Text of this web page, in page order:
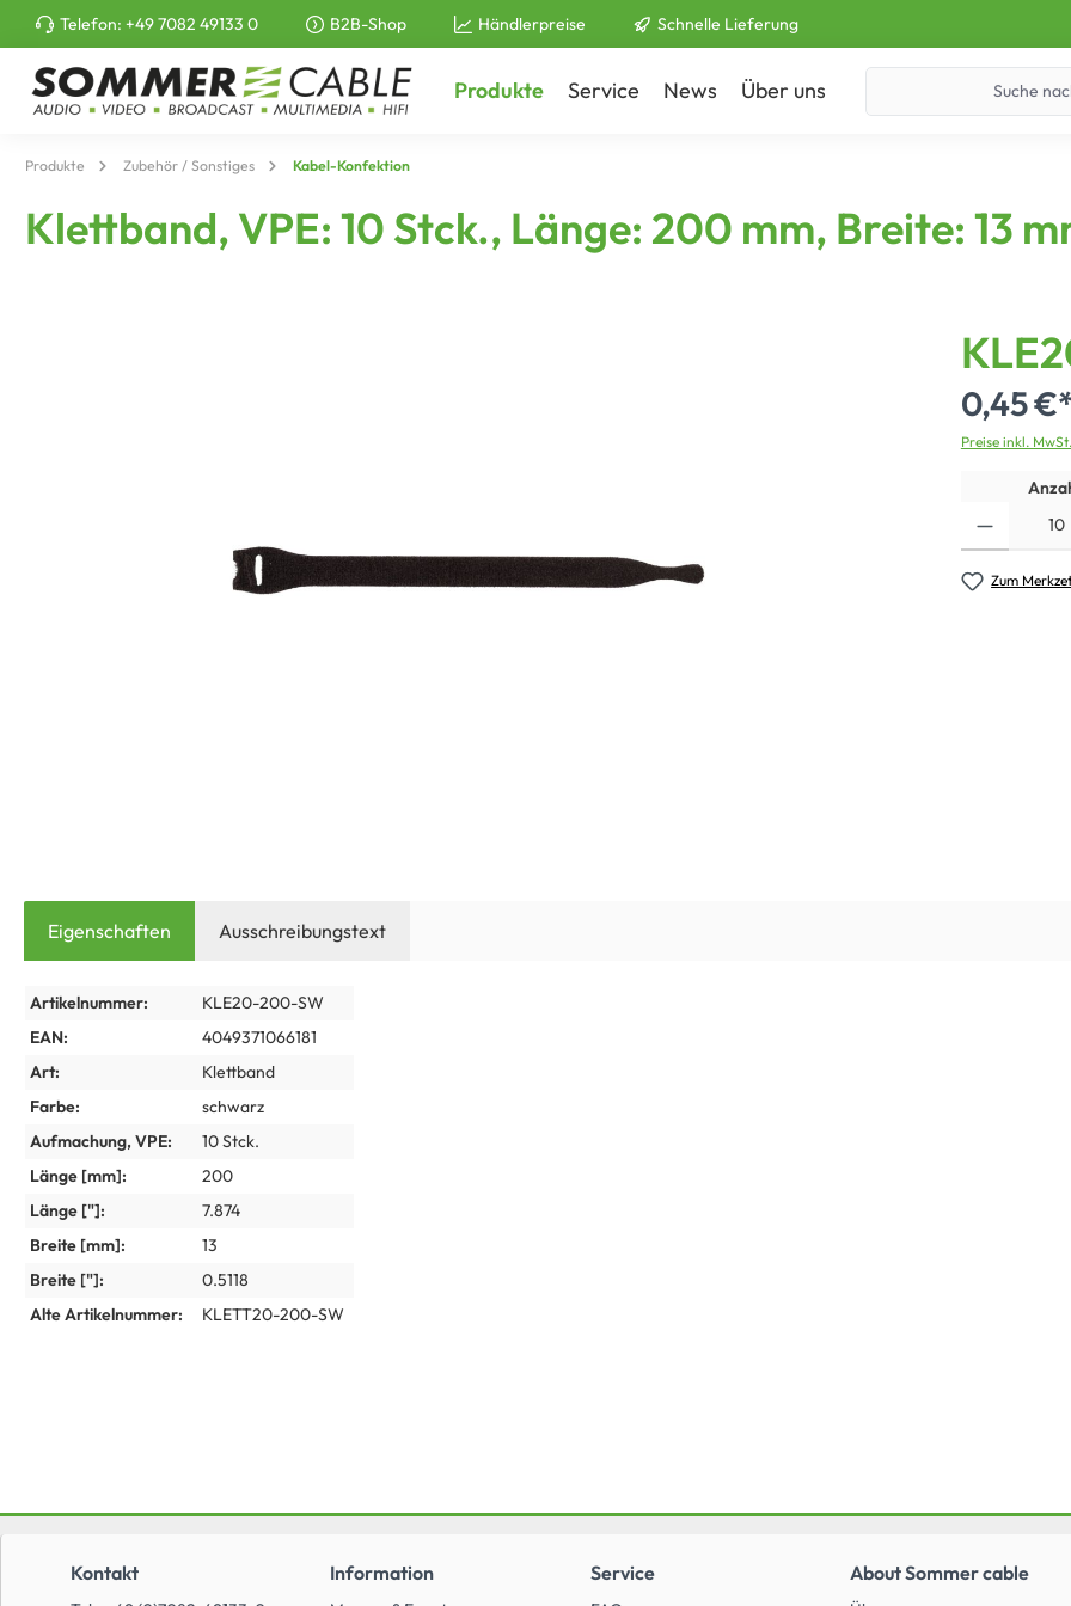
springen Zur Hauptnavigation springen
Telefon: +49 7082 49133 0 B2B-Shop Händlerpreise Schnelle Lieferung
Produkte Service News Über uns
Produkte Zubehör / Sonstiges Kabel-Konfektion
Klettband, VPE: 10 Stck., Länge: 200 mm, Breite: 13
0,45
Preise inkl.
Zum
Eigenschaften Ausschreibungstext
Artikelnummer:
KLE20-200-SW
EAN:
4049371066181
Art:
Klettband
Farbe:
schwarz
Aufmachung, VPE:
10 Stck.
Länge [mm]:
200
Länge ["]:
7.874
Breite [mm]:
13
Breite ["]:
0.5118
Alte Artikelnummer:
KLETT20-200-SW
Information Service About Sommer cable
Kontakt